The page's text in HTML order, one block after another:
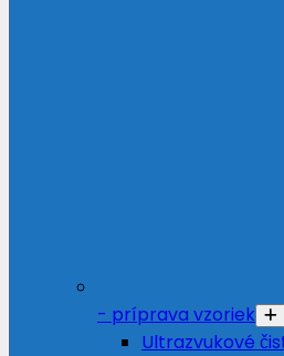
- príprava vzoriek
Ultrazvukové